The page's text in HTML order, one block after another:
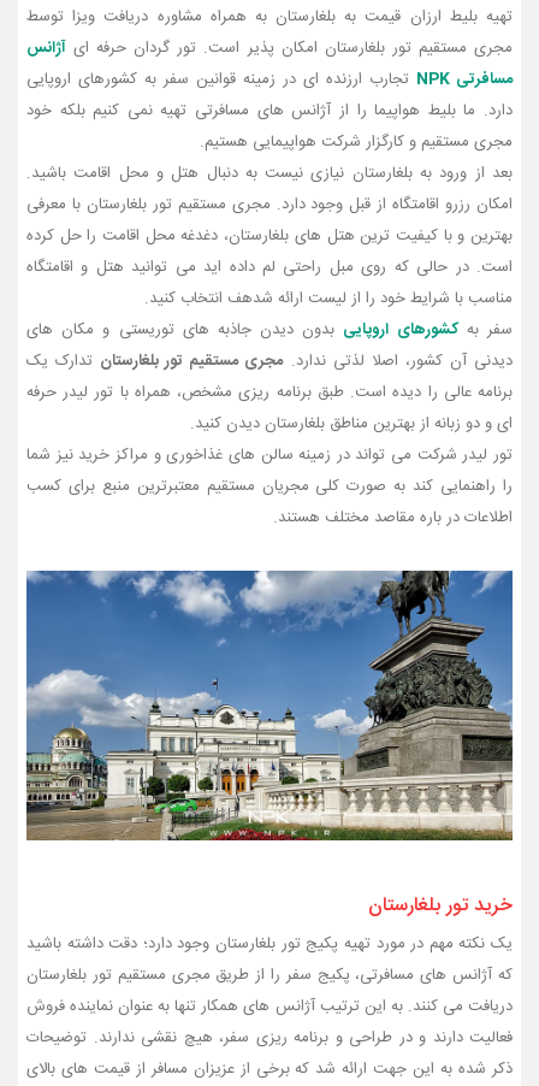
تهیه بلیط ارزان قیمت به بلغارستان به همراه مشاوره دریافت ویزا توسط
مجری مستقیم تور بلغارستان امکان پذیر است. تور گردان حرفه ای آژانس
مسافرتی NPK
تجارب ارزنده ای در زمینه قوانین سفر به کشورهای اروپایی
دارد. ما بلیط هواپیما را از آژانس های مسافرتی تهیه نمی کنیم بلکه خود
مجری مستقیم و کارگزار شرکت هواپیمایی هستیم.
بعد از ورود به بلغارستان نیازی نیست به دنبال هتل و محل اقامت باشید.
امکان رزرو اقامتگاه از قبل وجود دارد. مجری مستقیم تور بلغارستان با معرفی
بهترین و با کیفیت ترین هتل های بلغارستان، دغدغه محل اقامت را حل کرده
است. در حالی که روی مبل راحتی لم داده اید می توانید هتل و اقامتگاه
مناسب با شرایط خود را از لیست ارائه شدهف انتخاب کنید.
سفر بهکشورهای اروپایی بدون دیدن جاذبه های توریستی و مکان های
دیدنی آن کشور، اصلا لذتی ندارد.مجری مستقیم تور بلغارستان تدارک یک
برنامه عالی را دیده است. طبق برنامه ریزی مشخص، همراه با تور لیدر حرفه
ای و دو زبانه از بهترین مناطق بلغارستان دیدن کنید.
تور لیدر شرکت می تواند در زمینه سالن های غذاخوری و مراکز خرید نیز شما
را راهنمایی کند به صورت کلی مجریان مستقیم معتبرترین منبع برای کسب
اطلاعات در باره مقاصد مختلف هستند.
خرید تور بلغارستان
یک نکته مهم در مورد تهیه پکیج تور بلغارستان وجود دارد؛ دقت داشته باشید
که آژانس های مسافرتی، پکیج سفر را از طریق مجری مستقیم تور بلغارستان
دریافت می کنند. به این ترتیب آژانس های همکار تنها به عنوان نماینده فروش
فعالیت دارند و در طراحی و برنامه ریزی سفر، هیچ نقشی ندارند. توضیحات
ذکر شده به این جهت ارائه شد که برخی از عزیزان مسافر از قیمت های بالای